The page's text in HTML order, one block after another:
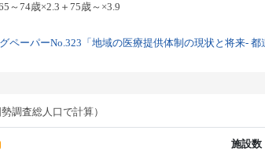
～74歳×2.3＋75歳～×3.9
ペーパーNo.323「地域の医療提供体制の現状と将来-
調査総人口で計算）
施設数